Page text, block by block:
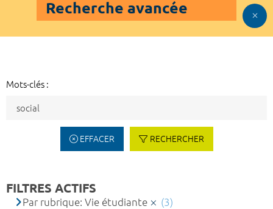
Recherche avancée
Mots-clés :
EFFACER RECHERCHER
FILTRES ACTIFS
Par rubrique: Vie étudiante (3)